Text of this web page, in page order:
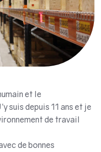
et le
suis depuis 11 ans et je
de travail
de bonnes